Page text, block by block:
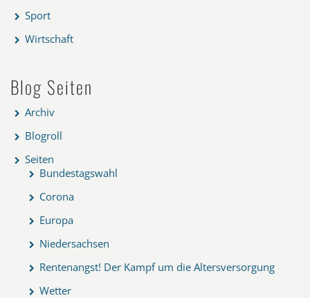
Sport
Wirtschaft
Blog Seiten
Archiv
Blogroll
Seiten
Bundestagswahl
Corona
Europa
Niedersachsen
Rentenangst! Der Kampf um die Altersversorgung
Wetter